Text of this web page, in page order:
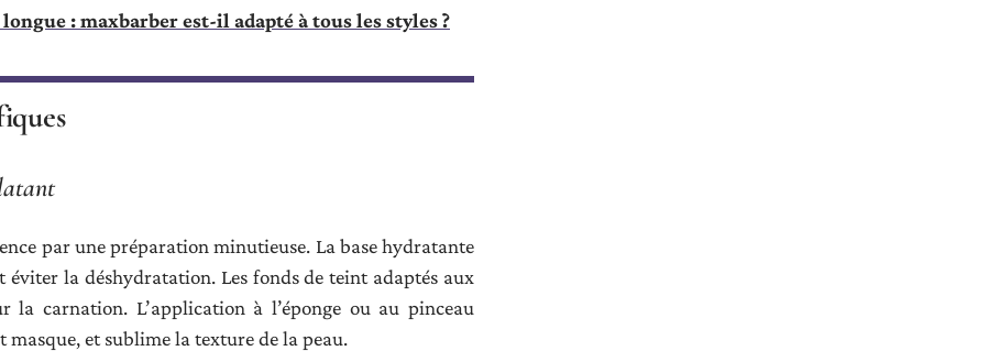
: maxbarber est-il adapté à tous les styles ?
par une préparation minutieuse. La base hydratante
la déshydratation. Les fonds de teint adaptés aux
la carnation. L’application à l’éponge ou au pinceau
et sublime la texture de la peau.